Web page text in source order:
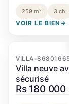
259 m² 3 ch.
VOIR LE BIEN →
VILLA•
Villa neuve
sécurisé
Rs 180 000